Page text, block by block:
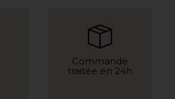
Commande
traitée en 24h